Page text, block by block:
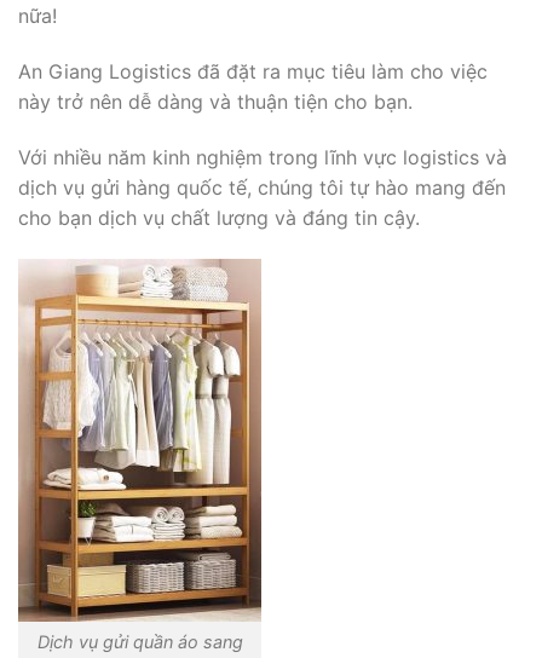
nữa!
An Giang Logistics đã đặt ra mục tiêu làm cho việc
này trở nên dễ dàng và thuận tiện cho bạn.
Với nhiều năm kinh nghiệm trong lĩnh vực logistics và
dịch vụ gửi hàng quốc tế, chúng tôi tự hào mang đến
cho bạn dịch vụ chất lượng và đáng tin cậy.
Dịch vụ gửi quần áo sang